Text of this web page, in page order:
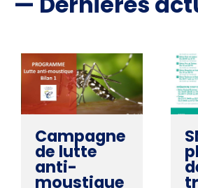
Campagne
de lutte
anti-
moustique